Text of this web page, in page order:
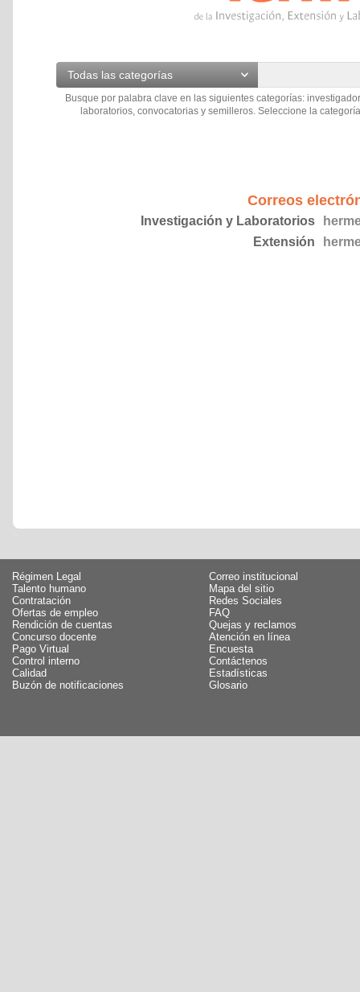
Todas las categorías
Busque por palabra clave en las siguientes categorías:
laboratorios, convocatorias y semilleros. Seleccione la
Correos
Investigación y Laboratorios
Extensión
Régimen Legal
Talento humano
Contratación
Ofertas de empleo
Rendición de cuentas
Concurso docente
Pago Virtual
Control interno
Calidad
Buzón de notificaciones
Correo institucional
Mapa del sitio
Redes Sociales
FAQ
Quejas y reclamos
Atención en línea
Encuesta
Contáctenos
Estadísticas
Glosario